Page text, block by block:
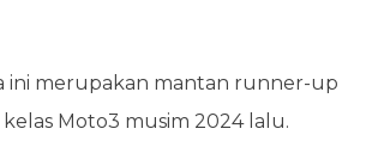
ini merupakan mantan runner-up
Moto3 musim 2024 lalu.